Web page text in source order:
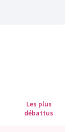
Les plus
débattus